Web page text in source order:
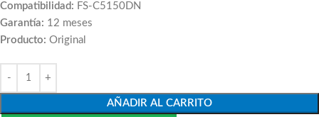
Compatibilidad: FS-C5150DN
Garantía: 12 meses
Producto: Original
AÑADIR AL CARRITO